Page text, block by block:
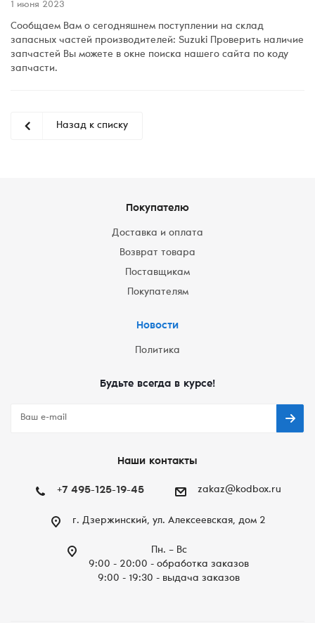
1 июня 2023
Сообщаем Вам о сегодняшнем поступлении на склад
запасных частей производителей: Suzuki Проверить наличие
запчастей Вы можете в окне поиска нашего сайта по коду
запчасти.
Назад к списку
Покупателю
Доставка и оплата
Возврат товара
Поставщикам
Покупателям
Новости
Политика
Будьте всегда в курсе!
Наши контакты
+7 495-125-19-45 zakaz@kodbox.ru
г. Дзержинский, ул. Алексеевская, дом 2
Пн. – Вc
9:00 - 20:00 - обработка заказов
9:00 - 19:30 - выдача заказов